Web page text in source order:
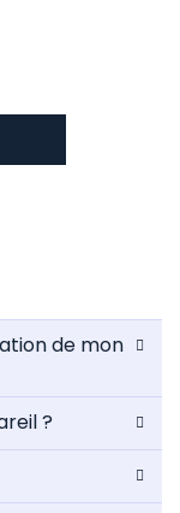
de mon
?